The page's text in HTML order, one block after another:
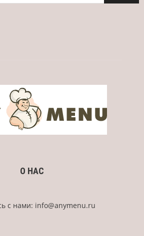
О НАС
с нами: info@anymenu.ru